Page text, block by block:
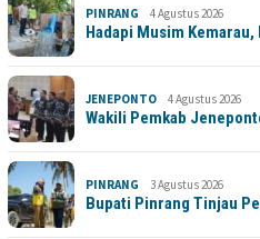
PINRANG 4 Agustus 2026
Hadapi Musim
JENEPONTO 4 Agustus 2026
Wakili Pemkab
PINRANG 3 Agustus 2026
Bupati Pinrang Tinjau